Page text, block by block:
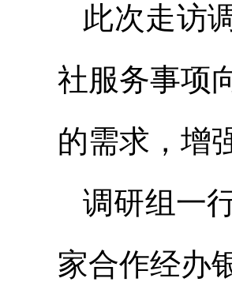
此次走访
社服务事项
的需求，增
调研组一
家合作经办